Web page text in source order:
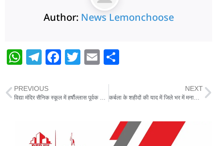
Author: News Lemonchoose
W
at
s
T
e
g
m
F
e
o
T
er
E
ai
l e
PREVIOUS
विद्या मंदिर सैनिक स्कूल में हर्षौल्लास पूर्वक मनाया गया स्वतंत्रता दिवस,सांस्कृतिक कार्यक्रम का हुआ आयोजन
NEXT
कर्बला के शहीदों की याद में जिले भर में मनाया गया चेहल्लुम का पर्व,सुरक्षा का दिखा पुख्ता इंतजाम